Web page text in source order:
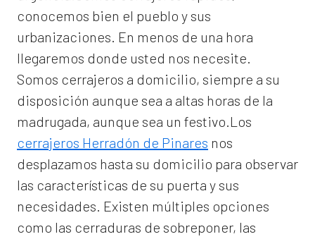
conocemos bien el pueblo y sus
urbanizaciones. En menos de una hora
llegaremos donde usted nos necesite.
Somos cerrajeros a domicilio, siempre a su
disposición aunque sea a altas horas de la
madrugada, aunque sea un festivo.Los
cerrajeros Herradón de Pinares nos
desplazamos hasta su domicilio para observar
las características de su puerta y sus
necesidades. Existen múltiples opciones
como las cerraduras de sobreponer, las